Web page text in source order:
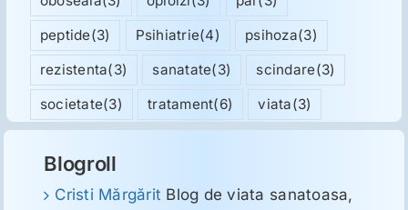
peptide(3) Psihiatrie(4) psihoza(3)
rezistenta(3) sanatate(3) scindare(3)
societate(3) tratament(6) viata(3)
Blogroll
Cristi Mărgărit Blog de viata sanatoasa,